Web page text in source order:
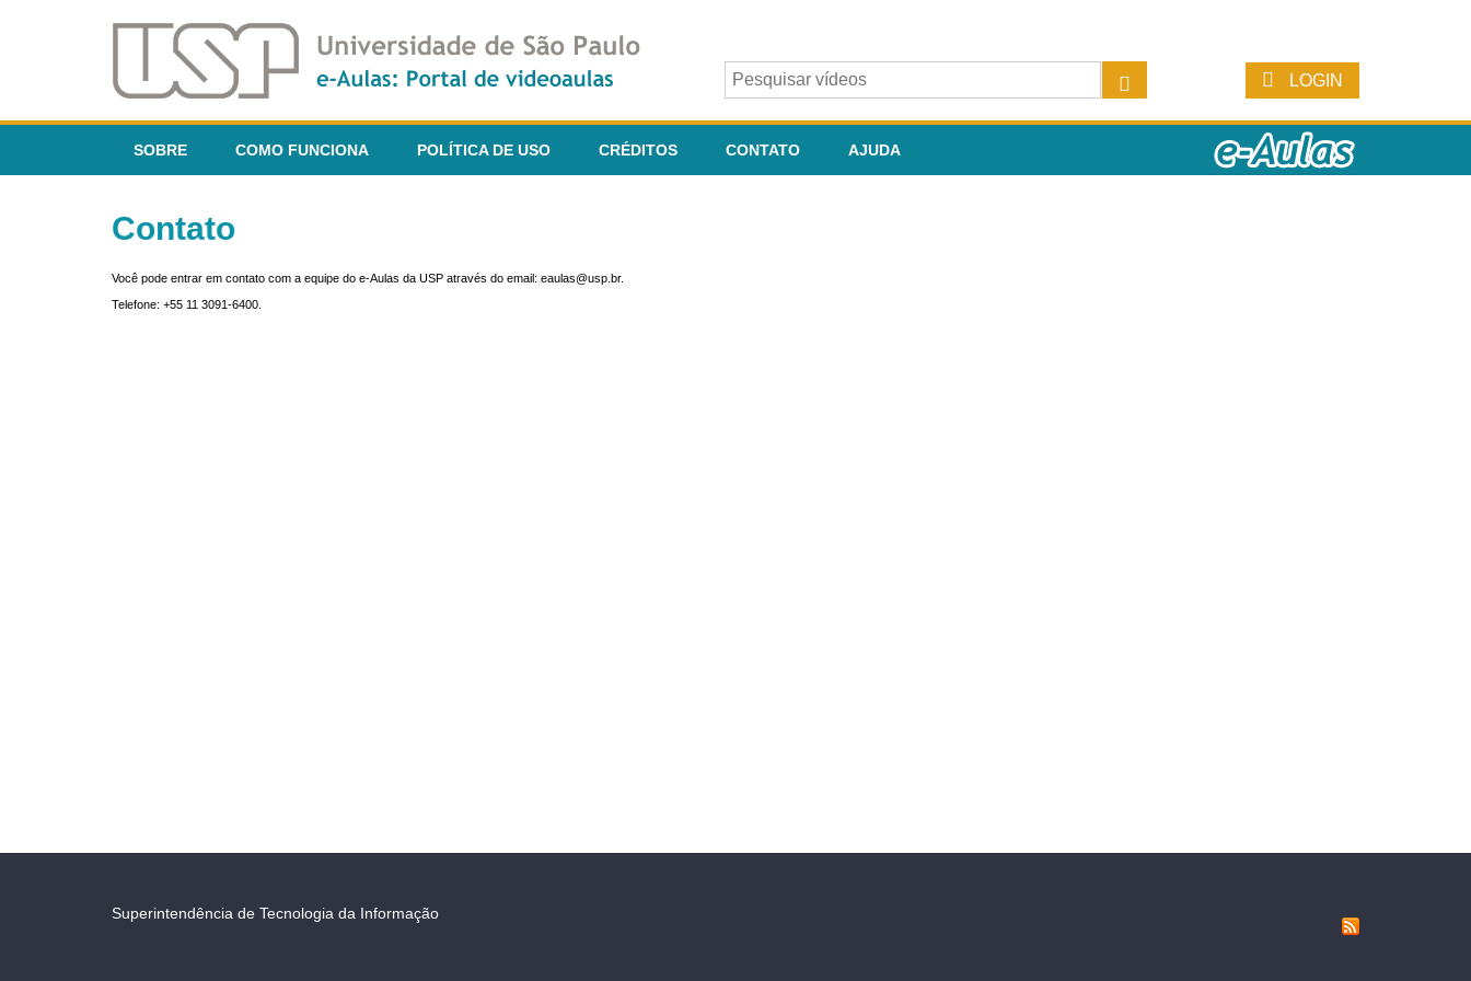
LOGIN
SOBRE COMO FUNCIONA POLÍTICA DE USO CRÉDITOS CONTATO AJUDA
Contato
Você pode entrar em contato com a equipe do e-Aulas da USP através do email: eaulas@usp.br.
Telefone: +55 11 3091-6400.
Superintendência de Tecnologia da Informação